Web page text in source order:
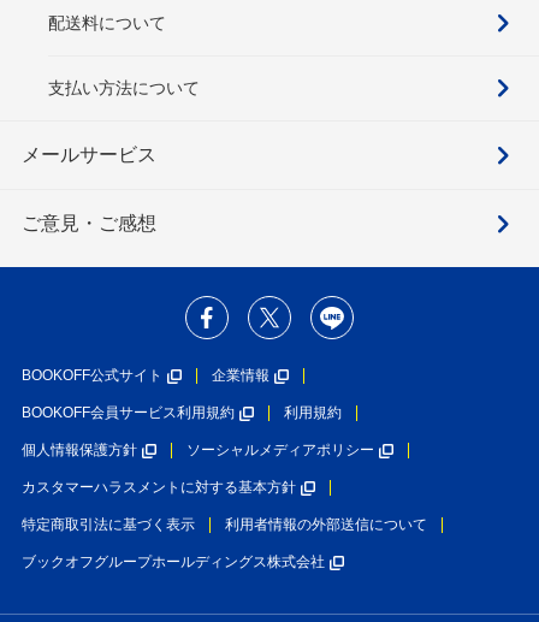
配送料について
支払い方法について
メールサービス
ご意見・ご感想
BOOKOFF公式サイト 企業情報
BOOKOFF会員サービス利用規約 利用規約
個人情報保護方針 ソーシャルメディアポリシー
カスタマーハラスメントに対する基本方針
特定商取引法に基づく表示 利用者情報の外部送信について
ブックオフグループホールディングス株式会社